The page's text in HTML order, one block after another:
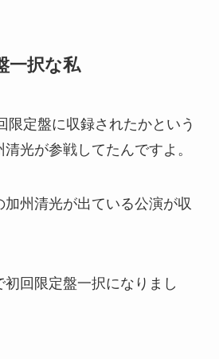
一択な私
限定盤に収録されたかという
清光が参戦してたんですよ。
州清光が出ている公演が収
回限定盤一択になりまし